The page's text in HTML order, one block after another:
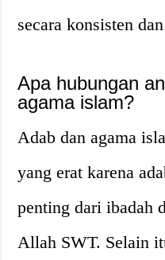
secara konsisten
Apa hubungan
agama islam?
Adab dan agama
yang erat karena
penting dari ibadah
Allah SWT. Selain